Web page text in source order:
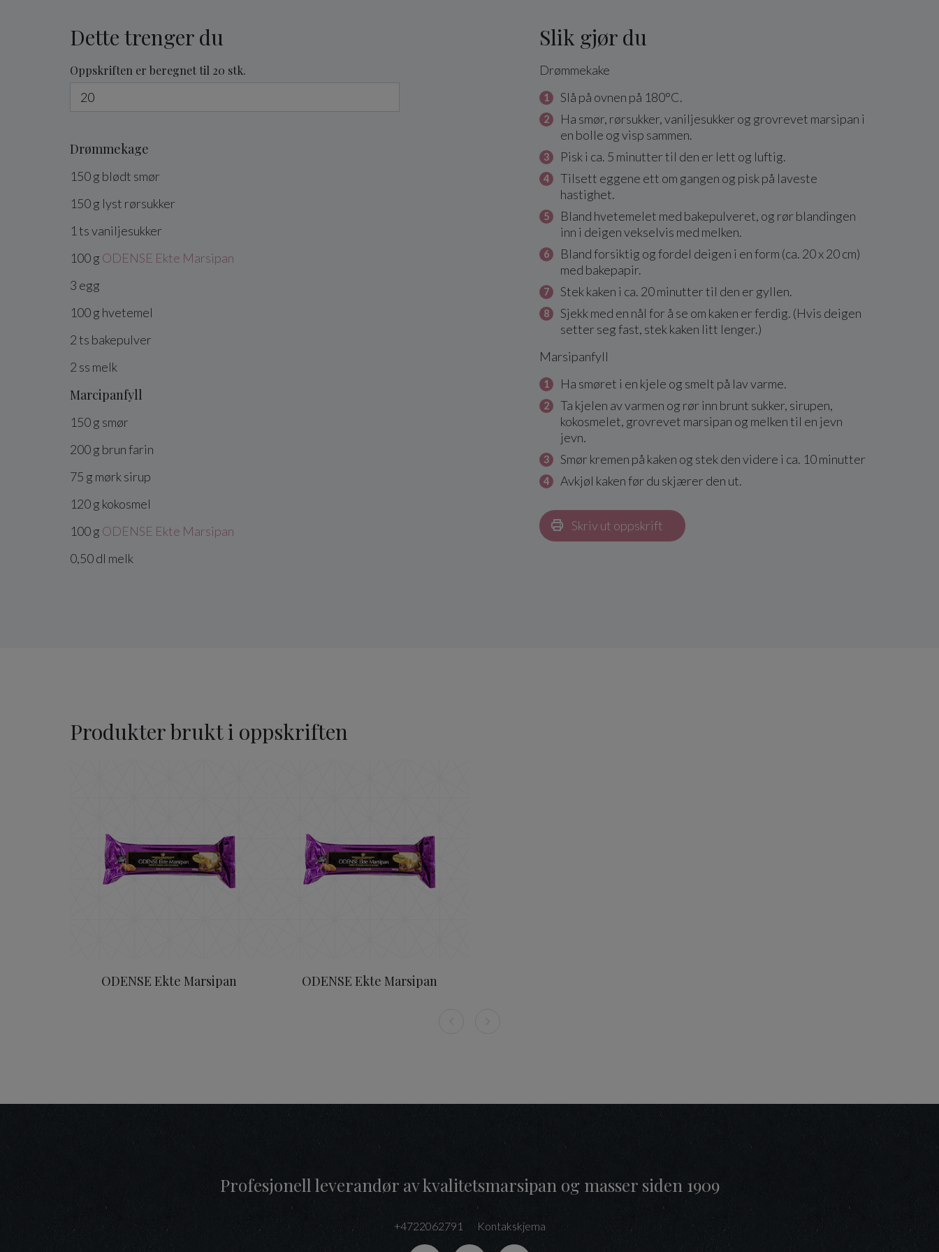
Dette trenger du
Oppskriften er beregnet til 20 stk.
Drømmekage
150g blødt smør
150g lyst rørsukker
1 tsvaniljesukker
100g ODENSE Ekte Marsipan
3 egg
100g hvetemel
2ts bakepulver
2 ss melk
Marcipanfyll
150g smør
200g brun farin
75 g mørk sirup
120g kokosmel
100g ODENSE Ekte Marsipan
0,50dl melk
Slik gjør du
Drømmekake
Slå på ovnen på 180°C.
Ha smør, rørsukker, vaniljesukker og grovrevet marsipan i
en bolle og visp sammen.
Pisk i ca. 5 minutter til den er lett og luftig.
Tilsett eggene ett om gangen og pisk på laveste
hastighet.
Bland hvetemelet med bakepulveret, og rør blandingen
inn i deigen vekselvis med melken.
Bland forsiktig og fordel deigen i en form (ca. 20 x 20 cm)
med bakepapir.
Stek kaken i ca. 20 minutter til den er gyllen.
Sjekk med en nål for å se om kaken er ferdig. (Hvis deigen
setter seg fast, stek kaken litt lenger.)
Marsipanfyll
Ha smøret i en kjele og smelt på lav varme.
Ta kjelen av varmen og rør inn brunt sukker, sirupen,
kokosmelet, grovrevet marsipan og melken til en jevn
jevn.
Smør kremen på kaken og stek den videre i ca. 10 minutter
Avkjøl kaken før du skjærer den ut.
Skriv ut oppskrift
Produkter brukt i oppskriften
ODENSE Ekte Marsipan ODENSE Ekte Marsipan
Profesjonell leverandør av kvalitetsmarsipan og masser siden 1909
+4722062791 Kontakskjema